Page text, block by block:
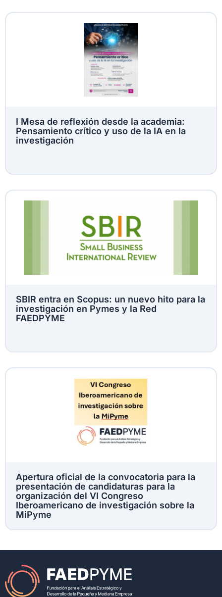
I Mesa de reflexión desde la academia:
Pensamiento crítico y uso de la IA en la
investigación
SBIR entra en Scopus: un nuevo hito para la
investigación en Pymes y la Red
FAEDPYME
Apertura oficial de la convocatoria para la
presentación de candidaturas para la
organización del VI Congreso
Iberoamericano de investigación sobre la
MiPyme